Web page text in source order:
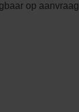
op aanvraag